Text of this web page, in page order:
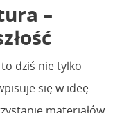
–
dziś nie tylko
się w ideę
materiałów